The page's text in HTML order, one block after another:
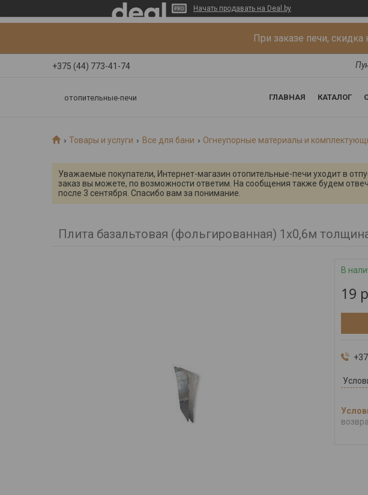
Начать продавать на Deal.by
При заказе печи,
+375 (44) 773-41-74
отопительные-печи ГЛАВНАЯ КАТАЛОГ
Товары и услуги Все для бани Огнеупорные материалы и
Уважаемые покупатели, Интернет-магазин отопительные-печи уходит в
заказ вы можете, по возможности ответим. На сообщения также будем
после 3 сентября. Спасибо вам за понимание.
Плита базальтовая (фольгированная) 1х0,6м
В
19